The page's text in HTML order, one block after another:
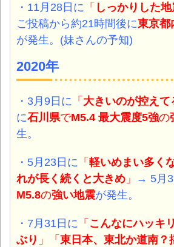
・11月28日に 「 しっかりした
ご投稿から約21時間後に東京都
が発生。(妹さんの予知)
2020年
・3月9日に 「 大きいのが控えて
に石川県でM5.4 最大震度5強の
生。
・5月23日に 「 軽いめまい多く
れが長く続くと大きめ 」 → 5月
M5.8の強い地震が発生。
・7月31日に 「 こんなにハッキ
ぶり 」「 東日本、東北か道南？